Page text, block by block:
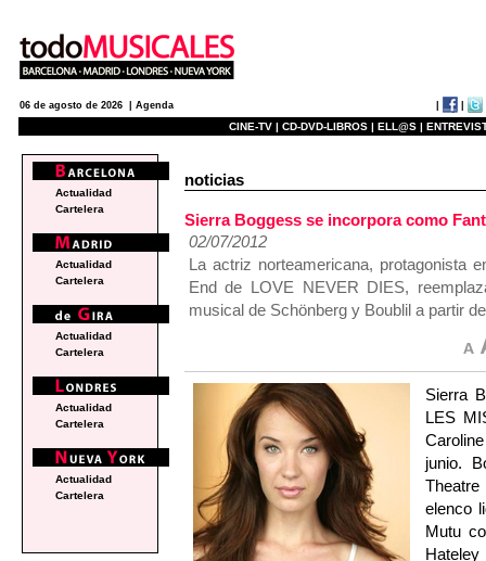
06 de agosto de 2026 | Agenda
CINE-TV | CD-DVD-LIBROS | ELL@S |
noticias
Sierra Boggess se incorpora como
02/07/2012
La actriz norteamericana, protagonista
End de LOVE NEVER DIES,
musical de Schönberg y Boublil a partir
Sierra
LES
junio.
Theatre
elenco
Mutu
Actualidad
Cartelera
Actualidad
Cartelera
Actualidad
Cartelera
Actualidad
Cartelera
Actualidad
Cartelera